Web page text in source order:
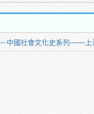
中國社會文化史系列───上